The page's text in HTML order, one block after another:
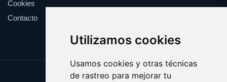
Utilizamos cookies
Usamos cookies y otras técnicas
de rastreo para mejorar tu
Cookies
Contacto
Update cookies preferences